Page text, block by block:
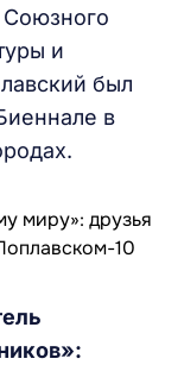
и
был
в